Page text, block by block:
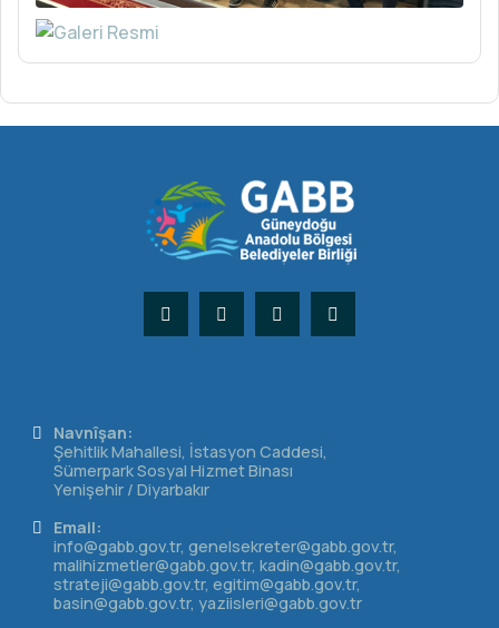
Navnîşan:
Şehitlik Mahallesi, İstasyon Caddesi,
Sümerpark Sosyal Hizmet Binası
Yenişehir / Diyarbakır
Email:
info@gabb.gov.tr, genelsekreter@gabb.gov.tr,
malihizmetler@gabb.gov.tr, kadin@gabb.gov.tr,
strateji@gabb.gov.tr, egitim@gabb.gov.tr,
basin@gabb.gov.tr, yaziisleri@gabb.gov.tr